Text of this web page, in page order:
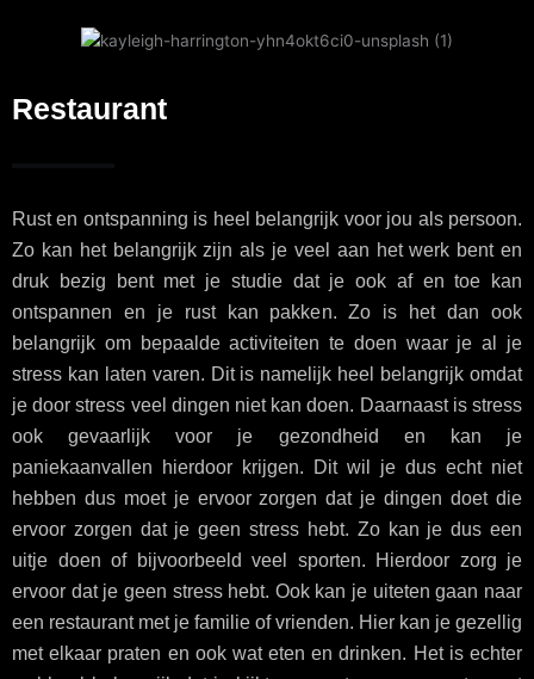
Restaurant
Rust en ontspanning is heel belangrijk voor jou als persoon.
Zo kan het belangrijk zijn als je veel aan het werk bent en
druk bezig bent met je studie dat je ook af en toe kan
ontspannen en je rust kan pakken. Zo is het dan ook
belangrijk om bepaalde activiteiten te doen waar je al je
stress kan laten varen. Dit is namelijk heel belangrijk omdat
je door stress veel dingen niet kan doen. Daarnaast is stress
ook gevaarlijk voor je gezondheid en kan je
paniekaanvallen hierdoor krijgen. Dit wil je dus echt niet
hebben dus moet je ervoor zorgen dat je dingen doet die
ervoor zorgen dat je geen stress hebt. Zo kan je dus een
uitje doen of bijvoorbeeld veel sporten. Hierdoor zorg je
ervoor dat je geen stress hebt. Ook kan je uiteten gaan naar
een restaurant met je familie of vrienden. Hier kan je gezellig
met elkaar praten en ook wat eten en drinken. Het is echter